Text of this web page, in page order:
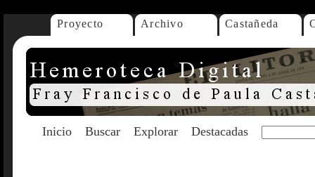
Proyecto Archivo Castañeda
Inicio Buscar Explorar Destacadas